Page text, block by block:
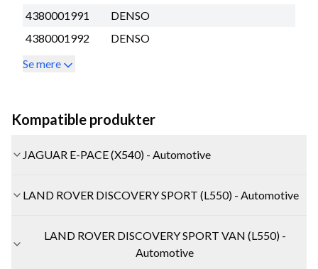
4380001991
DENSO
4380001992
DENSO
Se mere
Kompatible produkter
JAGUAR E-PACE (X540) - Automotive
LAND ROVER DISCOVERY SPORT (L550) - Automotive
LAND ROVER DISCOVERY SPORT VAN (L550) -
Automotive